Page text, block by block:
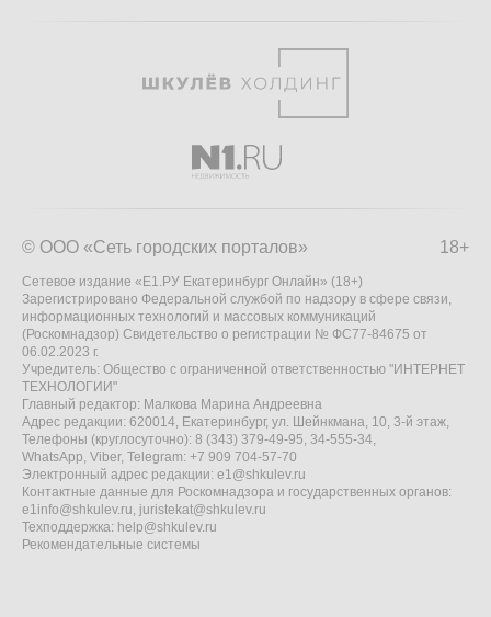
18+
© ООО «Сеть городских порталов»
Сетевое издание «Е1.РУ Екатеринбург Онлайн» (18+)
Зарегистрировано Федеральной службой по надзору в сфере связи,
информационных технологий и массовых коммуникаций
(Роскомнадзор) Свидетельство о регистрации № ФС77-84675 от
06.02.2023 г.
Учредитель: Общество с ограниченной ответственностью "ИНТЕРНЕТ
ТЕХНОЛОГИИ"
Главный редактор: Малкова Марина Андреевна
Адрес редакции: 620014, Екатеринбург, ул. Шейнкмана, 10, 3-й этаж,
Телефоны (круглосуточно): 8 (343) 379-49-95, 34-555-34,
WhatsApp, Viber, Telegram: +7 909 704-57-70
Электронный адрес редакции: e1@shkulev.ru
Контактные данные для Роскомнадзора и государственных органов:
e1info@shkulev.ru, juristekat@shkulev.ru
Техподдержка: help@shkulev.ru
Рекомендательные системы